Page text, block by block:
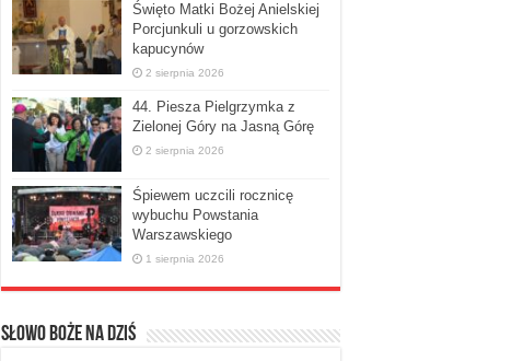
Święto Matki Bożej Anielskiej
Porcjunkuli u gorzowskich
kapucynów
2 sierpnia 2026
44. Piesza Pielgrzymka z
Zielonej Góry na Jasną Górę
2 sierpnia 2026
Śpiewem uczcili rocznicę
wybuchu Powstania
Warszawskiego
1 sierpnia 2026
Słowo Boże na dziś